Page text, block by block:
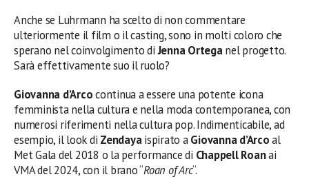
Anche se Luhrmann ha scelto di non commentare
ulteriormente il film o il casting, sono in molti coloro che
sperano nel coinvolgimento diJenna Orteganel progetto.
Sarà effettivamente suo il ruolo?
Giovanna d’Arcocontinua a essere una potente icona
femminista nella cultura e nella moda contemporanea, con
numerosi riferimenti nella cultura pop. Indimenticabile, ad
esempio, il look di Zendayaispirato aGiovanna d’Arcoal
Met Gala del 2018 o la performance di Chappell Roanai
VMA del 2024, con il brano “Roan of Arc“.